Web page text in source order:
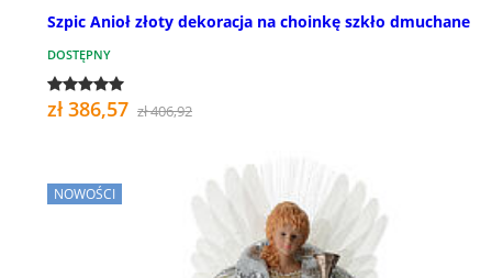
Szpic Anioł złoty dekoracja na choinkę szkło dmuchane
DOSTĘPNY
zł 386,57 zł 406,92
NOWOŚCI